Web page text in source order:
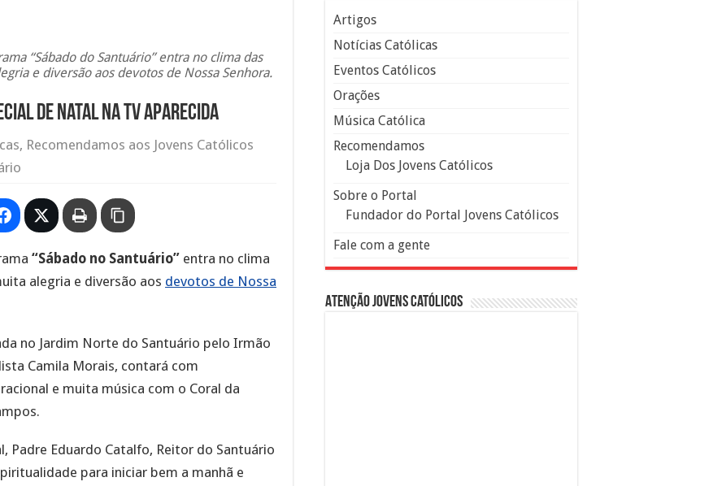
“Sábado do Santuário” entra no clima das
e diversão aos devotos de Nossa Senhora.
de Natal na TV Aparecida
, Recomendamos aos Jovens Católicos
“Sábado no Santuário” entra no clima
alegria e diversão aos devotos de Nossa
no Jardim Norte do Santuário pelo Irmão
Camila Morais, contará com
e muita música com o Coral da
Padre Eduardo Catalfo, Reitor do Santuário
para iniciar bem a manhã e
Artigos
Notícias Católicas
Eventos Católicos
Orações
Música Católica
Recomendamos
Loja Dos Jovens Católicos
Sobre o Portal
Fundador do Portal Jovens Católicos
Fale com a gente
Atenção Jovens Católicos